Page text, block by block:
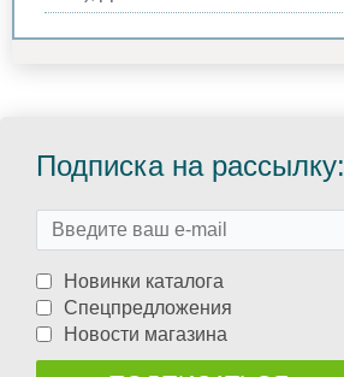
Подписка на рассылку:
Новинки каталога
Спецпредложения
Новости магазина